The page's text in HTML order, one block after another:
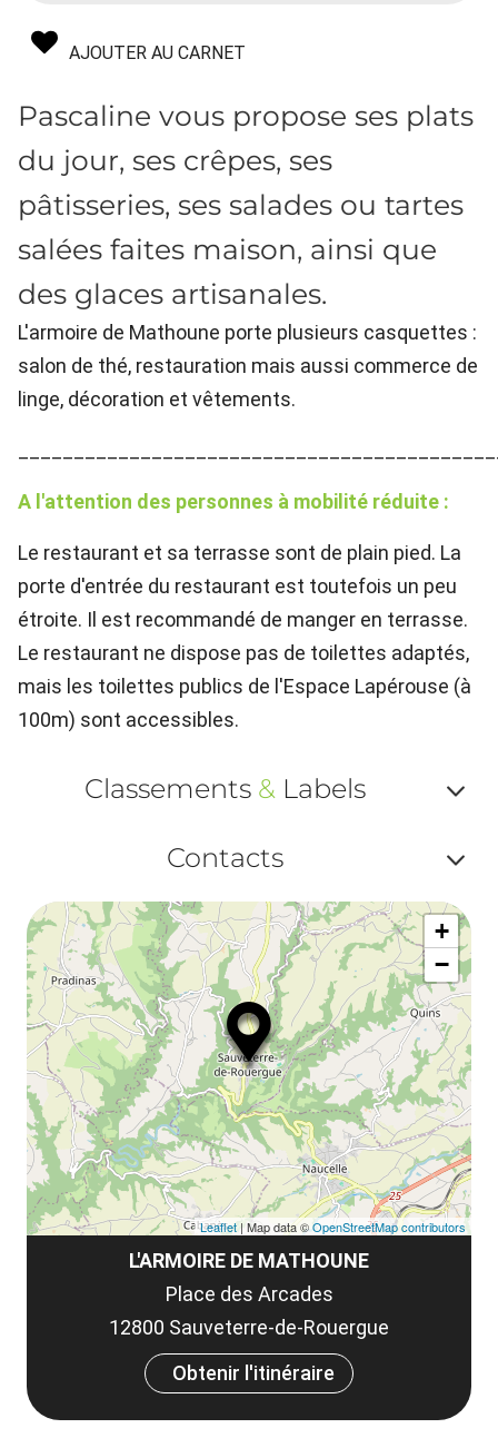
AJOUTER AU CARNET
Pascaline vous propose ses plats
du jour, ses crêpes, ses
pâtisseries, ses salades ou tartes
salées faites maison, ainsi que
des glaces artisanales.
L'armoire de Mathoune porte plusieurs casquettes :
salon de thé, restauration mais aussi commerce de
linge, décoration et vêtements.
A l'attention des personnes à mobilité réduite :
Le restaurant et sa terrasse sont de plain pied. La
porte d'entrée du restaurant est toutefois un peu
étroite. Il est recommandé de manger en terrasse.
Le restaurant ne dispose pas de toilettes adaptés,
mais les toilettes publics de l'Espace Lapérouse (à
100m) sont accessibles.
Classements &Labels
ou
Contacts
ou
L'ARMOIRE DE MATHOUNE
Place des Arcades
12800 Sauveterre-de-Rouergue
Obtenir l'itinéraire
+
−
Leaflet | Map data ©OpenStreetMap contributors